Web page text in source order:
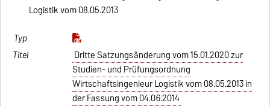
Logistik vom 08.05.2013
Dritte Satzungsänderung vom 15.01.2020 zur
Studien- und Prüfungsordnung
Wirtschaftsingenieur Logistik vom 08.05.2013 in
der Fassung vom 04.06.2014